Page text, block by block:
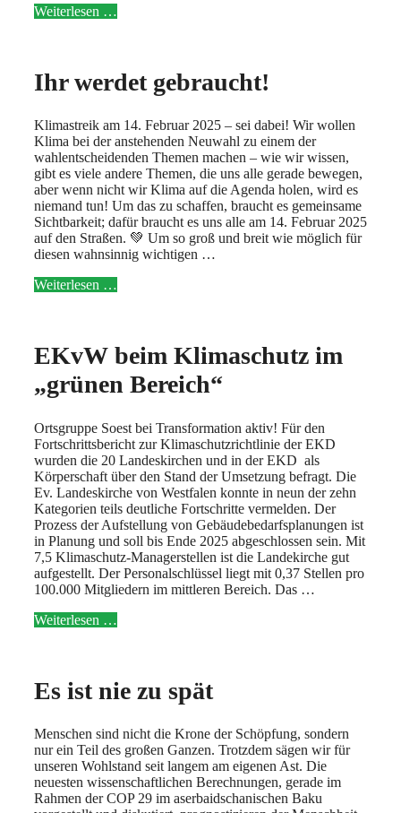
Weiterlesen …
Ihr werdet gebraucht!
Klimastreik am 14. Februar 2025 – sei dabei! Wir wollen
Klima bei der anstehenden Neuwahl zu einem der
wahlentscheidenden Themen machen – wie wir wissen,
gibt es viele andere Themen, die uns alle gerade bewegen,
aber wenn nicht wir Klima auf die Agenda holen, wird es
niemand tun! Um das zu schaffen, braucht es gemeinsame
Sichtbarkeit; dafür braucht es uns alle am 14. Februar 2025
auf den Straßen. 💚 Um so groß und breit wie möglich für
diesen wahnsinnig wichtigen …
Weiterlesen …
EKvW beim Klimaschutz im
„grünen Bereich“
Ortsgruppe Soest bei Transformation aktiv! Für den
Fortschrittsbericht zur Klimaschutzrichtlinie der EKD
wurden die 20 Landeskirchen und in der EKD als
Körperschaft über den Stand der Umsetzung befragt. Die
Ev. Landeskirche von Westfalen konnte in neun der zehn
Kategorien teils deutliche Fortschritte vermelden. Der
Prozess der Aufstellung von Gebäudebedarfsplanungen ist
in Planung und soll bis Ende 2025 abgeschlossen sein. Mit
7,5 Klimaschutz-Managerstellen ist die Landekirche gut
aufgestellt. Der Personalschlüssel liegt mit 0,37 Stellen pro
100.000 Mitgliedern im mittleren Bereich. Das …
Weiterlesen …
Es ist nie zu spät
Menschen sind nicht die Krone der Schöpfung, sondern
nur ein Teil des großen Ganzen. Trotzdem sägen wir für
unseren Wohlstand seit langem am eigenen Ast. Die
neuesten wissenschaftlichen Berechnungen, gerade im
Rahmen der COP 29 im aserbaidschanischen Baku